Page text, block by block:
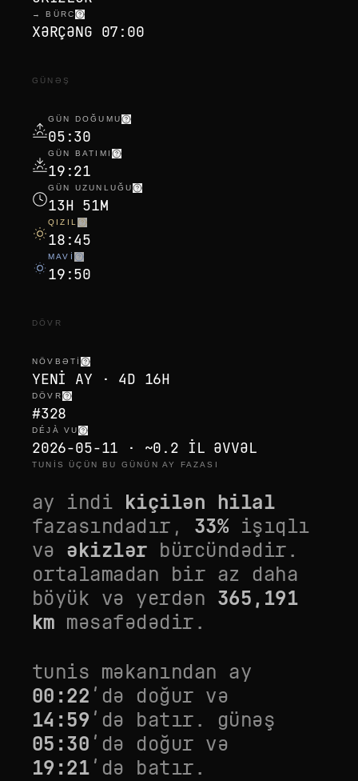
→ BÜRC
XƏRÇƏNG 07:00
GÜNƏŞ
GÜN DOĞUMU
05:30
GÜN BATIMI
19:21
GÜN UZUNLUĞU
13H 51M
QIZIL
18:45
MAVI
19:50
DÖVR
NÖVBƏTI
YENI AY · 4D 16H
DÖVR
#328
DÉJÀ VU
2026-05-11 · ~0.2 IL ƏVVƏL
TUNIS ÜÇÜN BU GÜNÜN AY FAZASI
ay indi kiçilən hilal
fazasındadır, 33%işıqlı
və əkizlər bürcündədir.
ortalamadan bir az daha
böyük və yerdən 365,191
km məsafədədir.
tunis məkanından ay
00:22 ’də doğur və
14:59 ’də batır. günəş
05:30 ’də doğur və
19:21’də batır.